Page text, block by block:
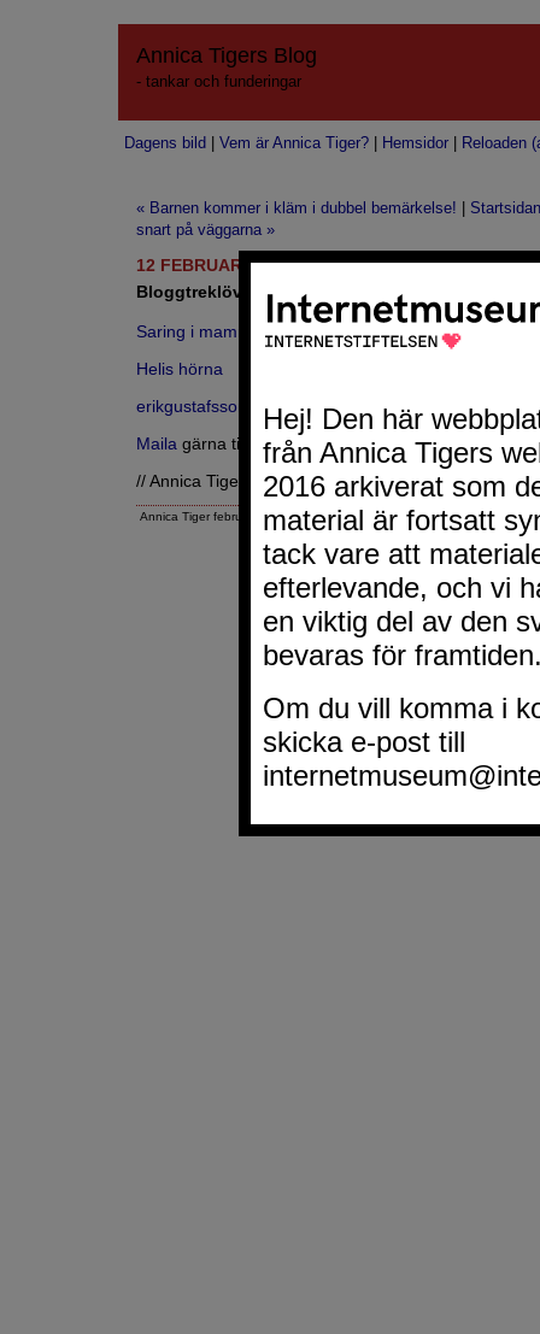
Annica Tigers Blog
- tankar och funderingar
Dagens bild Vem är Annica Tiger? Hemsidor Reloaden
« Barnen kommer i kläm i dubbel bemärkelse!
Startsidan
snart på väggarna »
12 FEBRUARI 2007
Bloggtreklöver 119
Saring i mammaland
Helis hörna
erikgustafsson.com
Maila gärna tips om andra bloggar du vill se på
// Annica Tiger
Annica Tiger februari 12, 2007 5:34 FM